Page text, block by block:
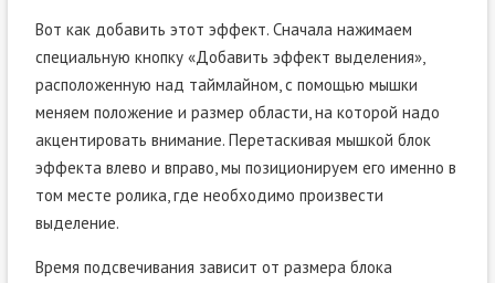
Вот как добавить этот эффект. Сначала нажимаем
специальную кнопку «Добавить эффект выделения»,
расположенную над таймлайном, с помощью мышки
меняем положение и размер области, на которой надо
акцентировать внимание. Перетаскивая мышкой блок
эффекта влево и вправо, мы позиционируем его именно в
том месте ролика, где необходимо произвести
выделение.
Время подсвечивания зависит от размера блока